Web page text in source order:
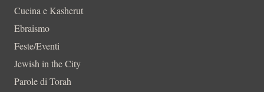
Cucina e Kasherut
Ebraismo
Feste/Eventi
Jewish in the City
Parole di Torah